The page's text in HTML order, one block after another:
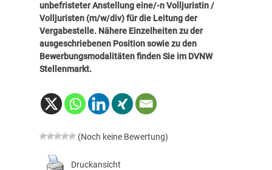
unbefristeter Anstellung eine/-n Volljuristin /
Volljuristen (m/w/div) für die Leitung der
Vergabestelle. Nähere Einzelheiten zu der
ausgeschriebenen Position sowie zu den
Bewerbungsmodalitäten finden Sie im DVNW
Stellenmarkt.
(Noch keine Bewertung)
Druckansicht